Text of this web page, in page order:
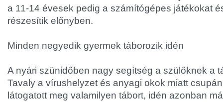
a 11-14 évesek pedig a számítógépes játékokat
részesítik előnyben.
Minden negyedik gyermek táborozik idén
A nyári szünidőben nagy segítség a szülőknek a
Tavaly a vírushelyzet és anyagi okok miatt
látogatott meg valamilyen tábort, idén azonban